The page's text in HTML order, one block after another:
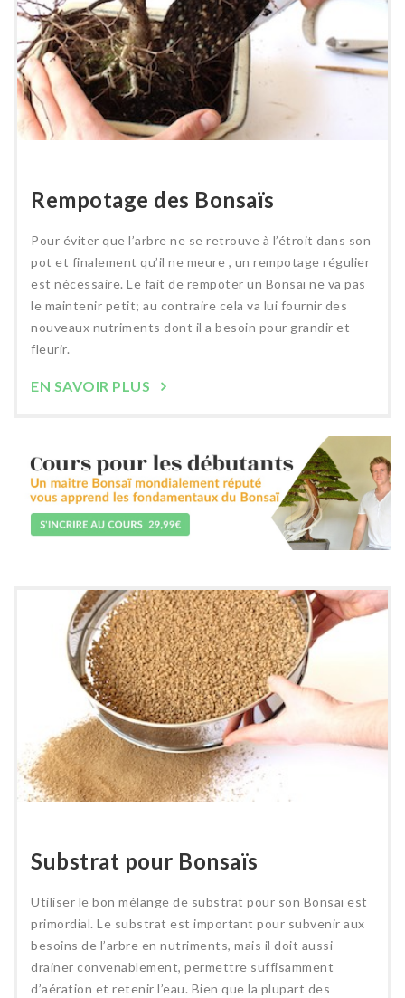
Rempotage des Bonsaïs
Pour éviter que l’arbre ne se retrouve à l’étroit dans son
pot et finalement qu’il ne meure , un rempotage régulier
est nécessaire. Le fait de rempoter un Bonsaï ne va pas
le maintenir petit; au contraire cela va lui fournir des
nouveaux nutriments dont il a besoin pour grandir et
fleurir.
EN SAVOIR PLUS
Substrat pour Bonsaïs
Utiliser le bon mélange de substrat pour son Bonsaï est
primordial. Le substrat est important pour subvenir aux
besoins de l’arbre en nutriments, mais il doit aussi
drainer convenablement, permettre suffisamment
d’aération et retenir l’eau. Bien que la plupart des